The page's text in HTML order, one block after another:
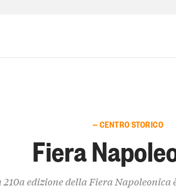
— CENTRO STORICO
Fiera
210a edizione della Fiera Napoleonica